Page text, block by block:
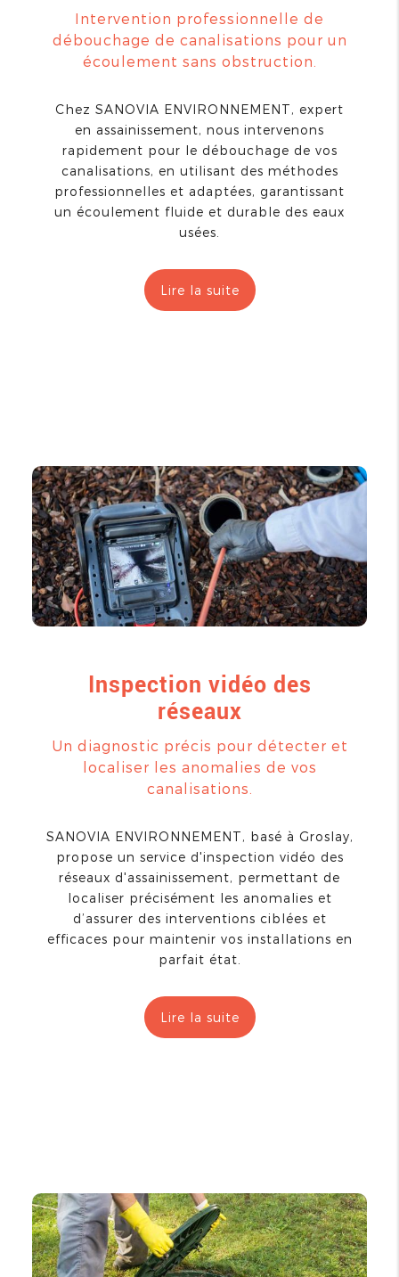
Intervention professionnelle de
débouchage de canalisations pour un
écoulement sans obstruction.
Chez SANOVIA ENVIRONNEMENT, expert
en assainissement, nous intervenons
rapidement pour le débouchage de vos
canalisations, en utilisant des méthodes
professionnelles et adaptées, garantissant
un écoulement fluide et durable des eaux
usées.
Lire la suite
Inspection vidéo des
réseaux
Un diagnostic précis pour détecter et
localiser les anomalies de vos
canalisations.
SANOVIA ENVIRONNEMENT, basé à Groslay,
propose un service d'inspection vidéo des
réseaux d'assainissement, permettant de
localiser précisément les anomalies et
d’assurer des interventions ciblées et
efficaces pour maintenir vos installations en
parfait état.
Lire la suite